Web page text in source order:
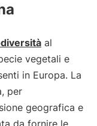
al
vegetali e
in Europa. La
per
geografica e
da fornire le